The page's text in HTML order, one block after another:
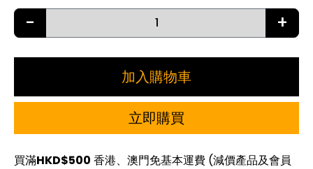
- +
加入購物車
立即購買
買滿HKD$500 香港、澳門免基本運費 (減價產品及會員